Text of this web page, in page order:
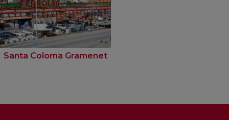
Santa Coloma Gramenet